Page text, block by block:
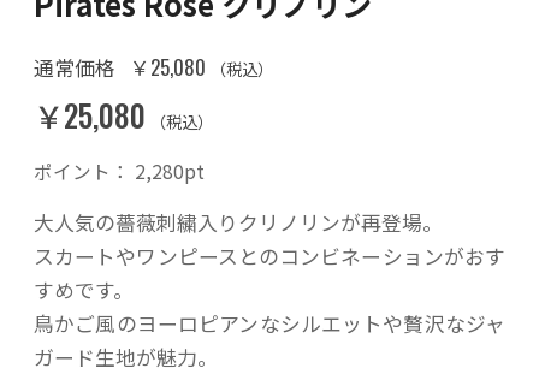
通常価格 ￥25,080 （税込）
￥25,080 （税込）
ポイント： 2,280pt
大人気の薔薇刺繍入りクリノリンが再登場。
スカートやワンピースとのコンビネーションがおす
すめです。
鳥かご風のヨーロピアンなシルエットや贅沢なジャ
ガード生地が魅力。